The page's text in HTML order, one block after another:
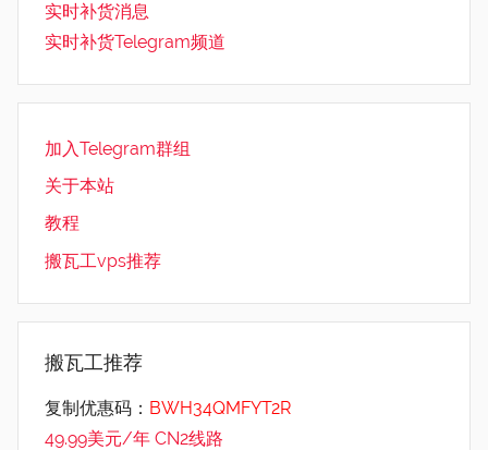
实时补货消息
实时补货Telegram频道
加入Telegram群组
关于本站
教程
搬瓦工vps推荐
搬瓦工推荐
复制优惠码： BWH34QMFYT2R
49.99美元/年 CN2线路